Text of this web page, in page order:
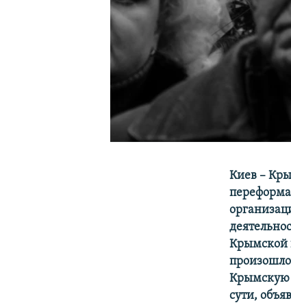
Киев –
Крымской
произошло
Крымскую
сути,